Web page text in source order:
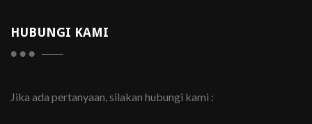
HUBUNGI KAMI
Jika ada pertanyaan, silakan hubungi kami :